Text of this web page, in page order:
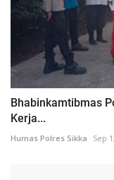
Bhabinkamtibmas
Kerja...
Humas Polres Sikka Sep